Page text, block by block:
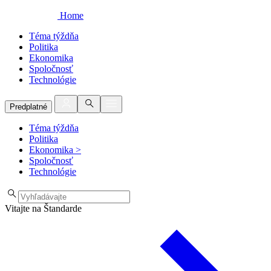
Home
Téma týždňa
Politika
Ekonomika
Spoločnosť
Technológie
Predplatné
Téma týždňa
Politika
Ekonomika >
Spoločnosť
Technológie
Vitajte na Štandarde